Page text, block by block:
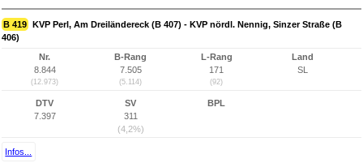
B 419 KVP Perl, Am Dreiländereck (B 407) - KVP nördl. Nennig, Sinzer Straße (B
406)
Nr.
8.844
(12.973)
B-Rang
7.505
(5.114)
L-Rang
171
(92)
Land
SL
DTV
7.397
SV
311
(4,2%)
BPL
Infos...